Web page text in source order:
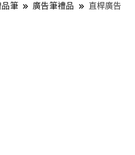
筆 廣告筆禮品
直桿廣告